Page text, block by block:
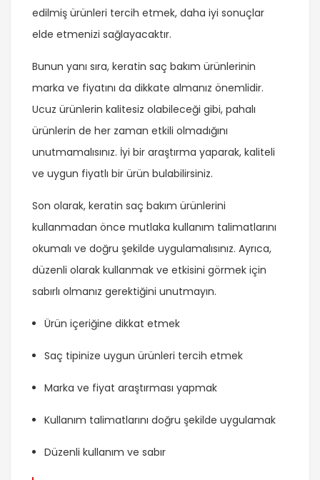
edilmiş ürünleri tercih etmek, daha iyi sonuçlar
elde etmenizi sağlayacaktır.
Bunun yanı sıra, keratin saç bakım ürünlerinin
marka ve fiyatını da dikkate almanız önemlidir.
Ucuz ürünlerin kalitesiz olabileceği gibi, pahalı
ürünlerin de her zaman etkili olmadığını
unutmamalısınız. İyi bir araştırma yaparak, kaliteli
ve uygun fiyatlı bir ürün bulabilirsiniz.
Son olarak, keratin saç bakım ürünlerini
kullanmadan önce mutlaka kullanım talimatlarını
okumalı ve doğru şekilde uygulamalısınız. Ayrıca,
düzenli olarak kullanmak ve etkisini görmek için
sabırlı olmanız gerektiğini unutmayın.
Ürün içeriğine dikkat etmek
Saç tipinize uygun ürünleri tercih etmek
Marka ve fiyat araştırması yapmak
Kullanım talimatlarını doğru şekilde uygulamak
Düzenli kullanım ve sabır